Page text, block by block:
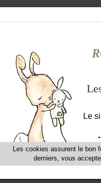
exclusives, ventes
Livraison maternité
Echange et retour simple
Les + Rose & Milk
Corbeilles Rose & Milk